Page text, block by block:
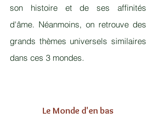
son histoire et de ses affinités
d'âme. Néanmoins, on retrouve des
grands thèmes universels similaires
dans ces 3 mondes.
Le Monde d'en bas